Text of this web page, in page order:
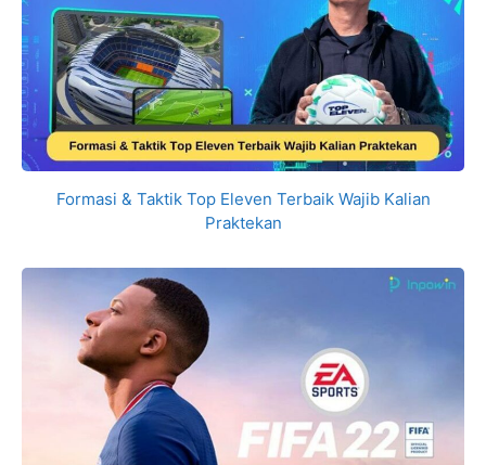
Formasi & Taktik Top Eleven Terbaik Wajib Kalian
Praktekan